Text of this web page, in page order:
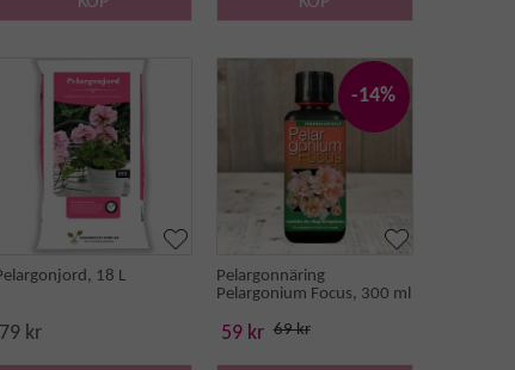
18 L
79 kr
-14%
Pelargonnäring
Pelargonium Focus, 300 ml
59 kr 69 kr